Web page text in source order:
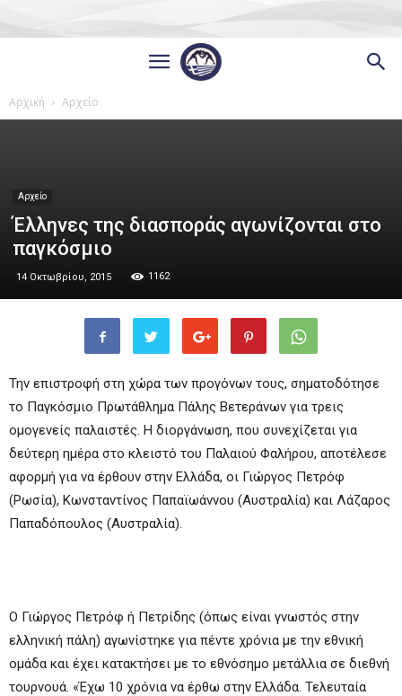
Αρχική Αρχείο
Αρχείο
Έλληνες της διασποράς αγωνίζονται στο
παγκόσμιο
14 Οκτωβρίου, 2015 1162
Την επιστροφή στη χώρα των προγόνων τους, σηματοδότησε
το Παγκόσμιο Πρωτάθλημα Πάλης Βετεράνων για τρεις
ομογενείς παλαιστές. Η διοργάνωση, που συνεχίζεται για
δεύτερη ημέρα στο κλειστό του Παλαιού Φαλήρου, αποτέλεσε
αφορμή για να έρθουν στην Ελλάδα, οι Γιώργος Πετρόφ
(Ρωσία), Κωνσταντίνος Παπαϊωάννου (Αυστραλία) και Λάζαρος
Παπαδόπουλος (Αυστραλία).
Ο Γιώργος Πετρόφ ή Πετρίδης (όπως είναι γνωστός στην
ελληνική πάλη) αγωνίστηκε για πέντε χρόνια με την εθνική
ομάδα και έχει κατακτήσει με το εθνόσημο μετάλλια σε διεθνή
τουρνουά. «Έχω 10 χρόνια να έρθω στην Ελλάδα. Τελευταία